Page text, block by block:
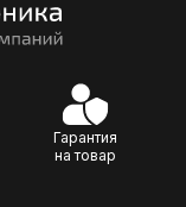
Гарантия
на товар